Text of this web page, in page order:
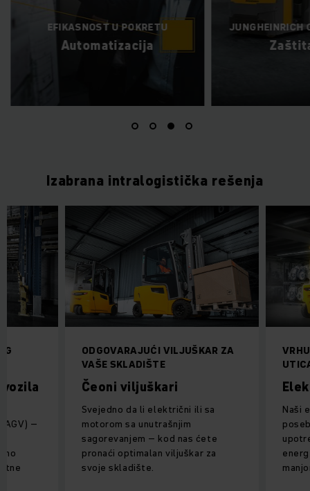
EFIKASNOST U POKRETU
Automatizacija
JUNGHEINRICH
Izabrana intralogistička rešenja
ODGOVARAJUĆI VILJUŠKAR ZA
VAŠE SKLADIŠTE
Čeoni viljuškari
Svejedno da li električni ili sa
motorom sa unutrašnjim
sagorevanjem – kod nas ćete
pronaći optimalan viljuškar za
svoje skladište.
Naši
–